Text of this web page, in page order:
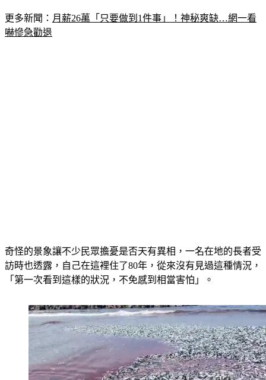
嚇慘急勸退
訪時也透露，自己在這裡住了80年，從來沒有見過這種情況，
「第一次看到這樣的狀況，不免感到相當害怕」。